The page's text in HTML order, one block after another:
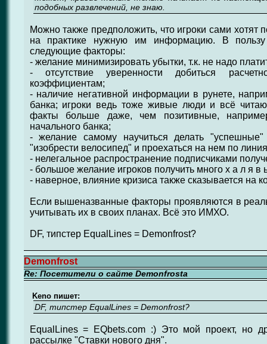
подобных развлечений, не знаю.
Можно также предположить, что игроки сами хотят
на практике нужную им информацию. В
следующие факторы:
- желание минимизировать убытки, т.к. не надо
- отсутствие уверенности добиться
коэффициентам;
- наличие негативной информации в рунете,
банка; игроки ведь тоже живые люди и всё
факты больше даже, чем позитивные,
начального банка;
- желание самому научиться делать "успешные"
"изобрести велосипед" и проехаться на нем по
- нелегальное распространение подписчиками
- большое желание игроков получить много х а л я в
- наверное, влияние кризиса также сказывается на
Если вышеназванные факторы проявляются в
учитывать их в своих планах. Всё это ИМХО.
DF, типстер EqualLines = Demonfrost?
Demonfrost
Re: Посетители о сайте Demonfrosta
Keno пишет:
DF, типстер EqualLines = Demonfrost?
EqualLines = EQbets.com :) Это мой проект, но
рассылке "Ставки нового дня".